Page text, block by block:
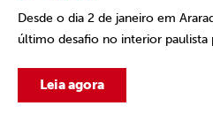
Desde o dia 2 de janeiro em
último desafio no interior paulista
Leia agora